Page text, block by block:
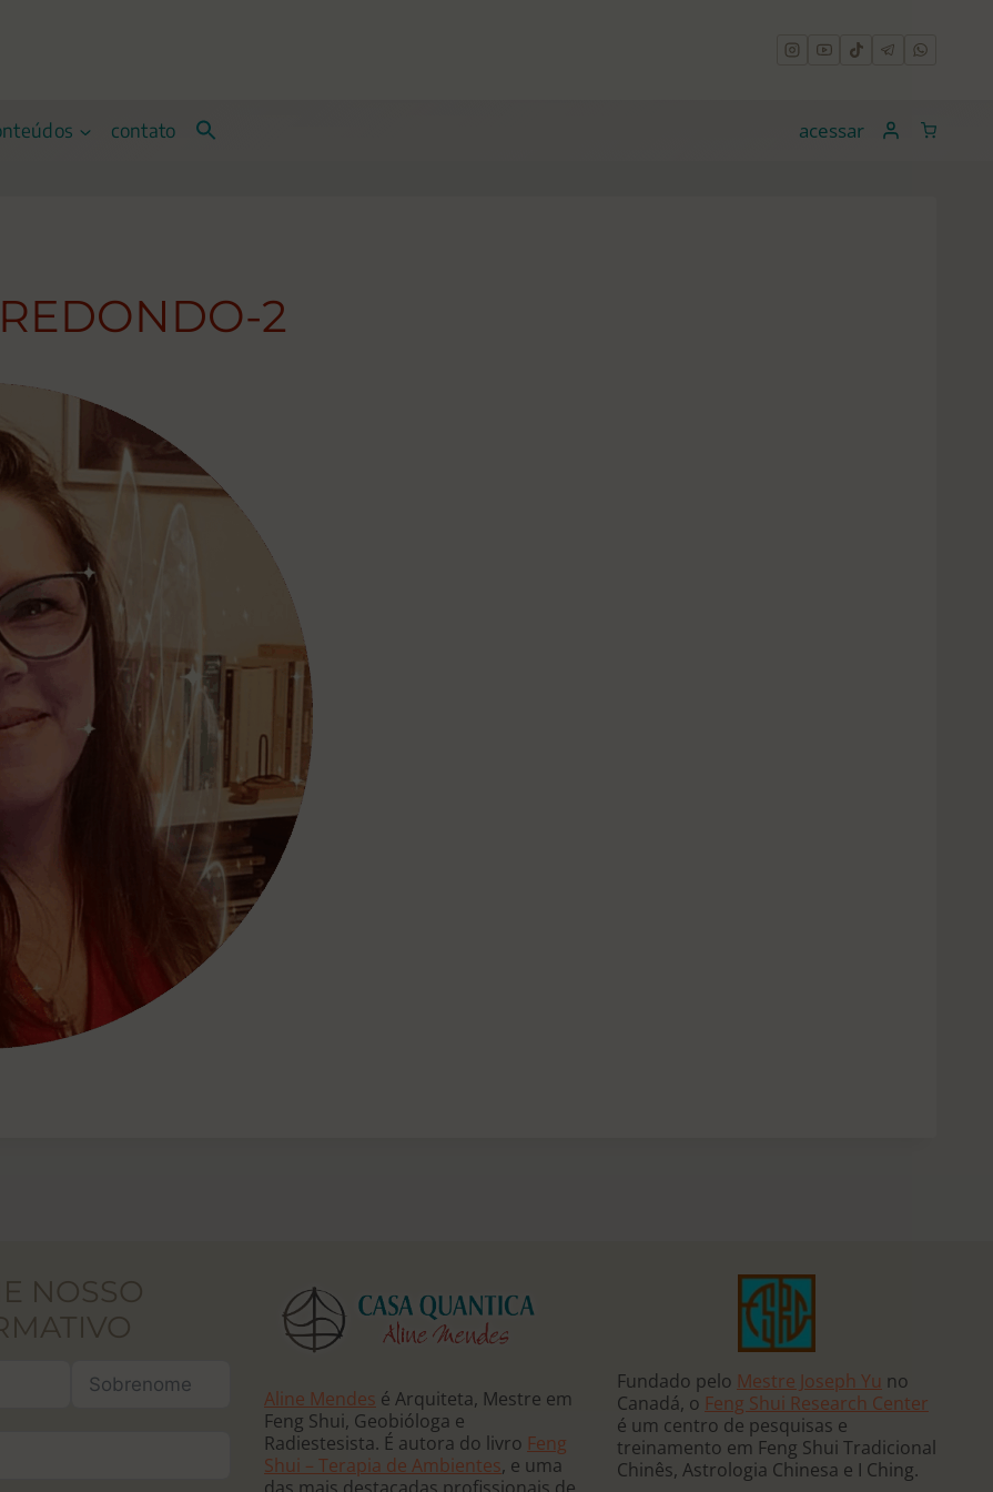
contato acessar
2
NOSSO
Aline Mendes é Arquiteta, Mestre em
Feng Shui, Geobióloga e
Radiestesista. É autora do livro Feng
Shui – Terapia de Ambientes, e uma
Fundado pelo Mestre Joseph Yu no
Canadá, o Feng Shui Research Center
é um centro de pesquisas e
treinamento em Feng Shui Tradicional
Chinês, Astrologia Chinesa e I Ching.